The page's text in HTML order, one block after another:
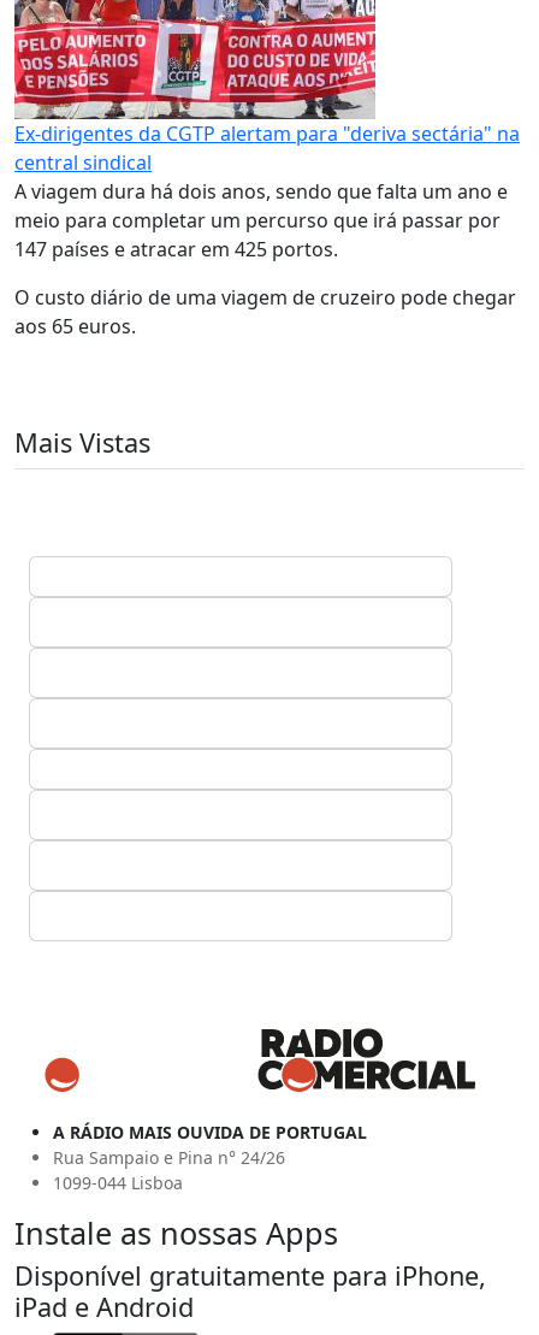
Ex-dirigentes da CGTP alertam para "deriva sectária" na
central sindical
A viagem dura há dois anos, sendo que falta um ano e
meio para completar um percurso que irá passar por
147 países e atracar em 425 portos.
O custo diário de uma viagem de cruzeiro pode chegar
aos 65 euros.
Mais Vistas
A RÁDIO MAIS OUVIDA DE PORTUGAL
Rua Sampaio e Pina n° 24/26
1099-044 Lisboa
Instale as nossas Apps
Disponível gratuitamente para iPhone,
iPad e Android